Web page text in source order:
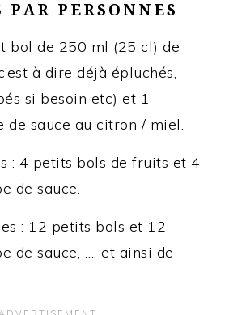
PERSONNES
bol de 250 ml (25 cl) de
à dire déjà épluchés,
si besoin etc) et 1
de sauce au citron / miel.
: 4 petits bols de fruits et 4
de sauce.
: 12 petits bols et 12
de sauce, …. et ainsi de